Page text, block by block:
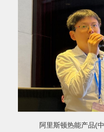
阿里斯顿热能产品(